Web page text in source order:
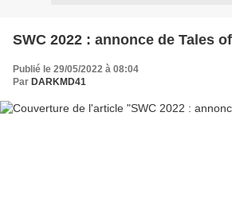
SWC 2022 : annonce de Tales
Publié le 29/05/2022 à 08:04
Par DARKMD41